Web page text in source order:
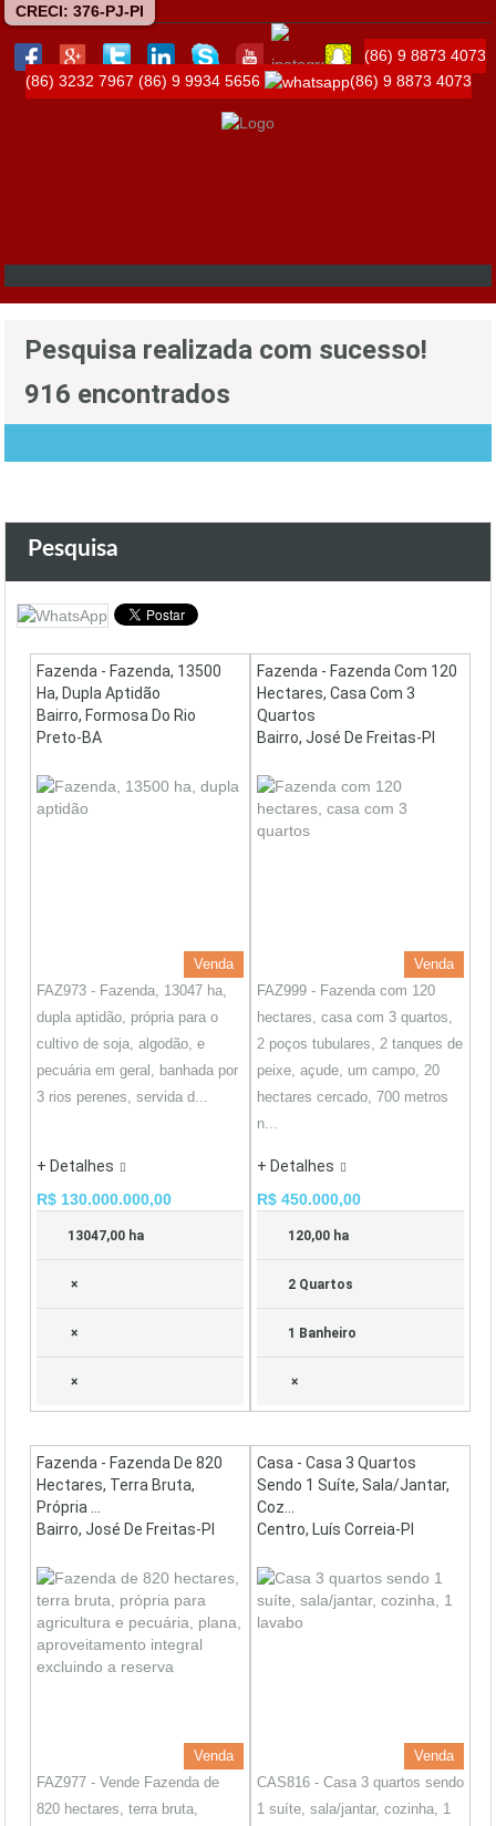
CRECI: 376-PJ-PI
(86) 9 8873 4073
(86) 3232 7967 (86) 9 9934 5656 (86) 9 8873 4073
Pesquisa realizada com sucesso!
916 encontrados
Pesquisa
Fazenda - Fazenda, 13500
Ha, Dupla Aptidão
Bairro, Formosa Do Rio
Preto-BA
Venda
FAZ973 - Fazenda, 13047 ha,
dupla aptidão, própria para o
cultivo de soja, algodão, e
pecuária em geral, banhada por
3 rios perenes, servida d...
+ Detalhes
R$ 130.000.000,00
13047,00 ha
×
×
×
Fazenda - Fazenda Com 120
Hectares, Casa Com 3
Quartos
Bairro, José De Freitas-PI
Venda
FAZ999 - Fazenda com 120
hectares, casa com 3 quartos,
2 poços tubulares, 2 tanques de
peixe, açude, um campo, 20
hectares cercado, 700 metros
n...
+ Detalhes
R$ 450.000,00
120,00 ha
2 Quartos
1 Banheiro
×
Fazenda - Fazenda De 820
Hectares, Terra Bruta,
Própria ...
Bairro, José De Freitas-PI
Venda
FAZ977 - Vende Fazenda de
820 hectares, terra bruta,
Casa - Casa 3 Quartos
Sendo 1 Suíte, Sala/jantar,
Coz...
Centro, Luís Correia-PI
Venda
CAS816 - Casa 3 quartos sendo
1 suíte, sala/jantar, cozinha, 1